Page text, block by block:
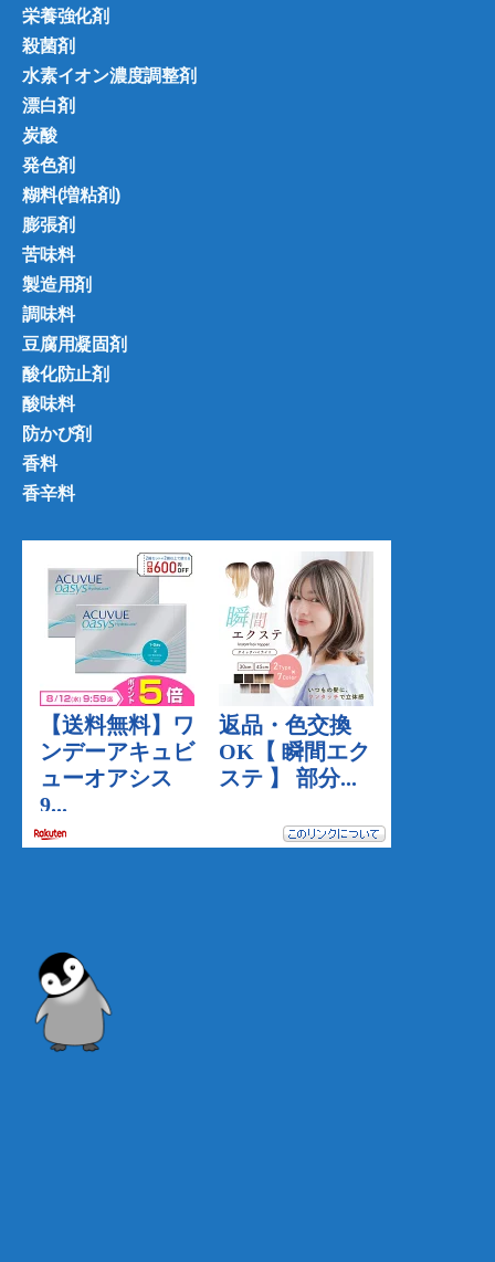
栄養強化剤
殺菌剤
水素イオン濃度調整剤
漂白剤
炭酸
発色剤
糊料(増粘剤)
膨張剤
苦味料
製造用剤
調味料
豆腐用凝固剤
酸化防止剤
酸味料
防かび剤
香料
香辛料